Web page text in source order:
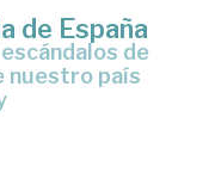
de España
nuestro país